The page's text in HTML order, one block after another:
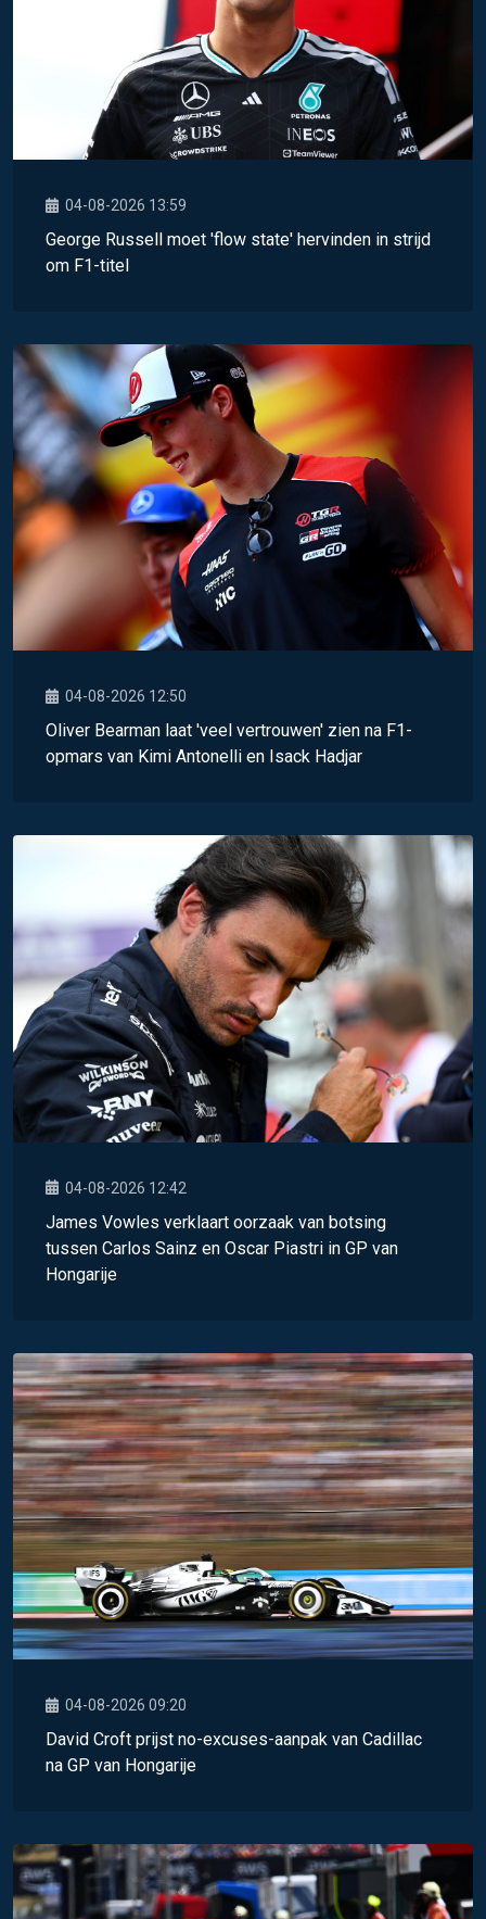
04-08-2026 13:59
George Russell moet 'flow state' hervinden in strijd
om F1-titel
04-08-2026 12:50
Oliver Bearman laat 'veel vertrouwen' zien na F1-
opmars van Kimi Antonelli en Isack Hadjar
04-08-2026 12:42
James Vowles verklaart oorzaak van botsing
tussen Carlos Sainz en Oscar Piastri in GP van
Hongarije
04-08-2026 09:20
David Croft prijst no-excuses-aanpak van Cadillac
na GP van Hongarije